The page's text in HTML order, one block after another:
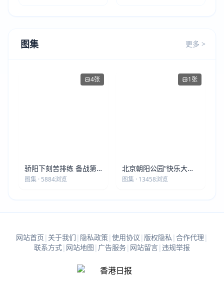
图集 更多 >
4张
骄阳下刻苦排练 备战第
五届莫斯科世界大健康运
图集 · 5884浏览
1张
北京朝阳公园“快乐大本
营”建党105周年庆祝活动
图集 · 13458浏览
网站首页 | 关于我们 | 隐私政策| 使用协议 | 版权隐私 | 合作代理 |
联系方式| 网站地图 | 广告服务| 网站留言| 违规举报